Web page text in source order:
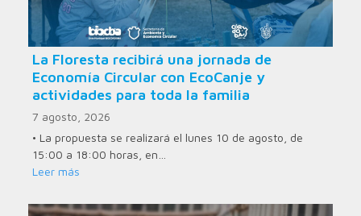
La Floresta recibirá una jornada de
Economía Circular con EcoCanje y
actividades para toda la familia
7 agosto, 2026
• La propuesta se realizará el lunes 10 de agosto, de
15:00 a 18:00 horas, en…
Leer más